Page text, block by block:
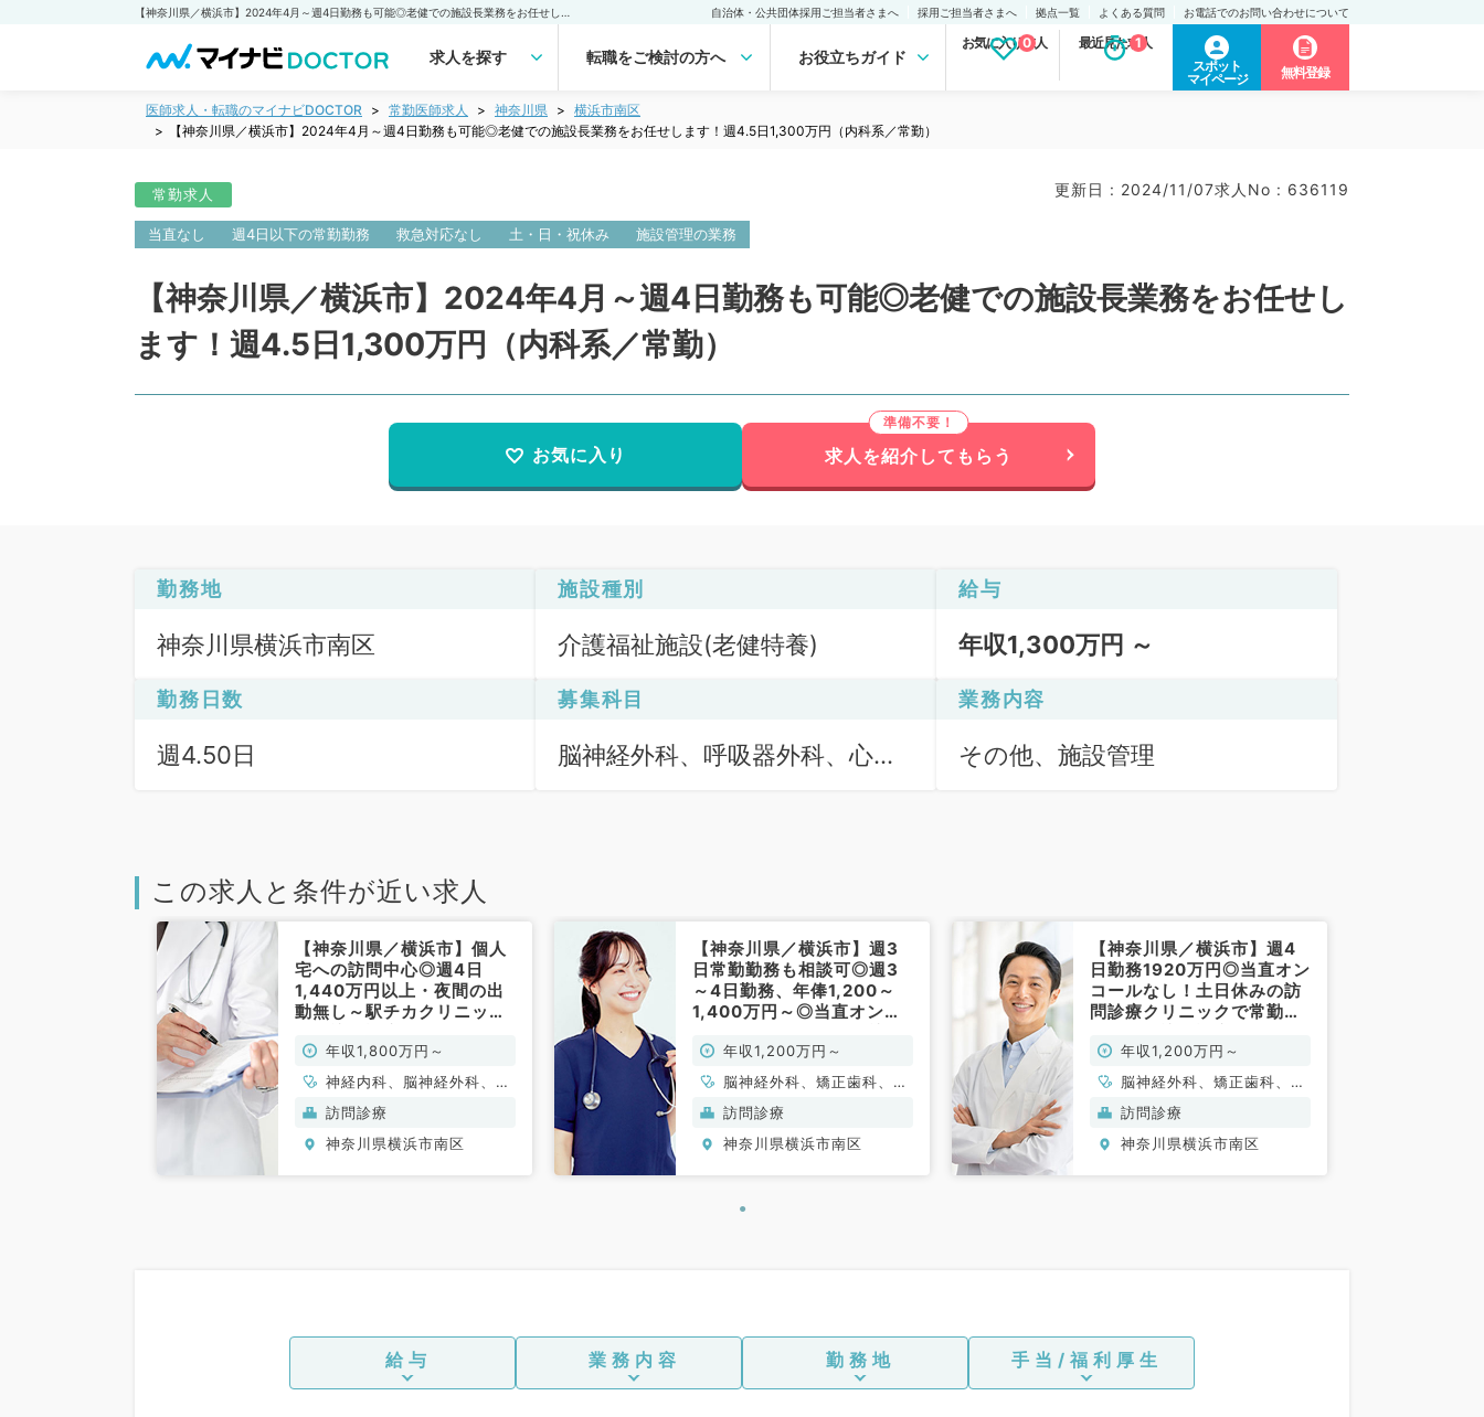
自治体・公共団体採用ご担当者さまへ 採用ご担当者さまへ 拠点一覧 よくある質問 お電話でのお問い合わせについて
求人を探す 転職をご検討の方へ お役立ちガイド
お気に入り求人
0 最近見た求人
1
スポット
マイページ
無料登録
医師求人・転職のマイナビDOCTOR 常勤医師求人 神奈川県
横浜市南区
【神奈川県／横浜市】2024年4月～週4日勤務も可能◎老健での施設長業務をお任せします！週4.5日1,300万円（内科系／常勤）
常勤求人 更新日 : 2024/11/07求人No : 636119
当直なし 週4日以下の常勤勤務 救急対応なし 土・日・祝休み 施設管理の業務
【神奈川県／横浜市】2024年4月～週4日勤務も可能◎老健での施設長業務をお任せし
ます！週4.5日1,300万円（内科系／常勤）
お気に入り 求人を紹介してもらう
勤務地
神奈川県横浜市南区
施設種別
介護福祉施設(老健特養)
給与
年収1,300万円 ～
勤務日数
週4.50日
募集科目
脳神経外科、呼吸器外科、心臓
業務内容
その他、施設管理
この求人と条件が近い求人
【神奈川県／横浜市】個人
宅への訪問中心◎週4日
1,440万円以上・夜間の出
動無し～駅チカクリニック
年収1,800万円～
神経内科、脳神経外科、一
般内科、老年内科、外科系
全般、一般外科
訪問診療
神奈川県横浜市南区
【神奈川県／横浜市】週3
日常勤勤務も相談可◎週3
～4日勤務、年俸1,200～
1,400万円～◎当直オンコ
診療のご勤務（訪問診療／
常勤）
年収1,200万円～
脳神経外科、矯正歯科、一
般内科、老年内科、外科系
全般、一般外科
訪問診療
神奈川県横浜市南区
【神奈川県／横浜市】週4
日勤務1920万円◎当直オン
コールなし！土日休みの訪
問診療クリニックで常勤医
年収1,200万円～
脳神経外科、矯正歯科、一
般内科、老年内科、外科系
全般、一般外科
訪問診療
神奈川県横浜市南区
給与 業務内容 勤務地 手当/福利厚生